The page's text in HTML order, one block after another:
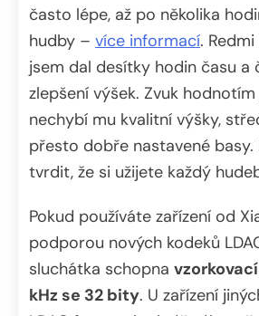
často lépe, až po několika
hudby – více informací.
jsem dal desítky hodin času a
zlepšení výšek. Zvuk
nechybí mu kvalitní výšky,
přesto dobře nastavené basy.
tvrdit, že si užijete každý
Pokud používáte zařízení od
podporou nových kodeků
sluchátka schopna
kHz se 32 bity. U zařízení